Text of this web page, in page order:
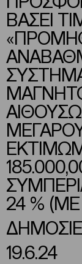
ΒΑΣΕΙ
24 %
19.6.24